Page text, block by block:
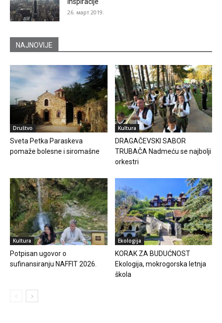
inspiracije
26. март 2019.
NAJNOVIJE
Društvo
Sveta Petka Paraskeva
pomaže bolesne i siromašne
Kultura
DRAGAČEVSKI SABOR
TRUBAČA Nadmeću se najbolji
orkestri
Kultura
Potpisan ugovor o
sufinansiranju NAFFIT 2026.
Ekologija
KORAK ZA BUDUĆNOST
Ekologija, mokrogorska letnja
škola